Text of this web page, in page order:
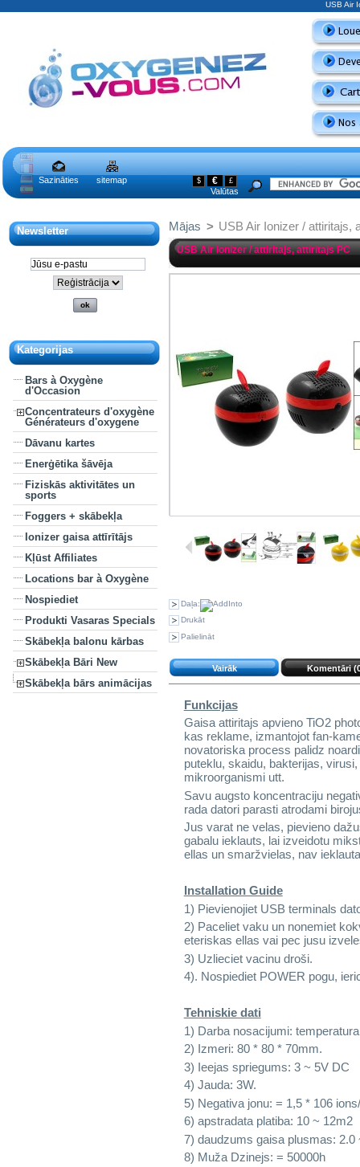
USB Air
Sazināties sitemap $ € £
Valūtas
Newsletter
Kategorijas
Bars à Oxygène
d'Occasion
Concentrateurs d'oxygène
Générateurs d'oxygene
Dāvanu kartes
Enerģētika šāvēja
Fiziskās aktivitātes un
sports
Foggers + skābekļa
Ionizer gaisa attīrītājs
Kļūst Affiliates
Locations bar à Oxygène
Nospiediet
Produkti Vasaras Specials
Skābekļa balonu kārbas
Skābekļa Bāri New
Skābekļa bārs animācijas
Mājas > USB Air Ionizer / attiritajs,
USB Air Ionizer / attiritajs, attiritajs PC
Daļa:
Drukāt
Palielināt
Vairāk Komentāri
Funkcijas
Gaisa attiritajs apvieno TiO2
kas reklame, izmantojot fan-
novatoriska process palidz
puteklu, skaidu, bakterijas,
mikroorganismi utt.
Savu augsto koncentraciju
rada datori parasti atrodami
Jus varat ne velas, pievieno
gabalu ieklauts, lai izveidotu
ellas un smaržvielas, nav
Installation Guide
1) Pievienojiet USB terminals
2) Paceliet vaku un nonemiet
eteriskas ellas vai pec jusu
3) Uzlieciet vacinu droši.
4). Nospiediet POWER pogu,
Tehniskie dati
1) Darba nosacijumi:
2) Izmeri: 80 * 80 * 70mm.
3) Ieejas spriegums: 3 ~ 5V DC
4) Jauda: 3W.
5) Negativa jonu: = 1,5 * 106
6) apstradata platiba: 10 ~ 12m2
7) daudzums gaisa plusmas: 2.0
8) Muža Dzinejs: = 50000h